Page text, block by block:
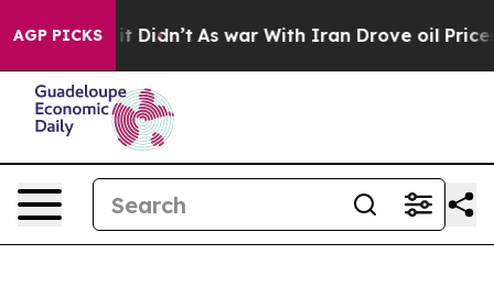
AGP PICKS
it Didn’t As war With Iran Drove oil Prices